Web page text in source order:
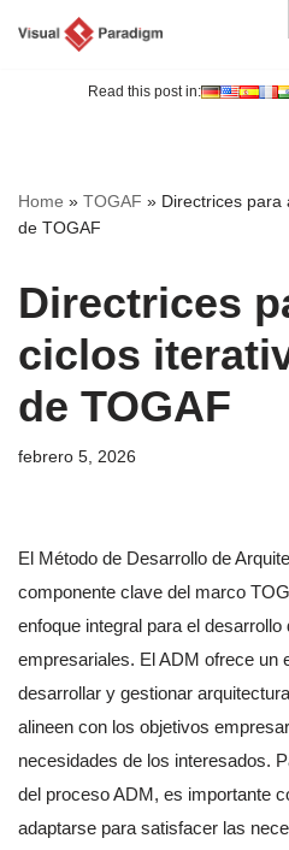
Read this post in:
Home » TOGAF » Directrices para
de TOGAF
Directrices
ciclos
de TOGAF
febrero 5, 2026
El Método de Desarrollo de
componente clave del marco
enfoque integral para el desarrollo
empresariales. El ADM ofrece un
desarrollar y gestionar
alineen con los objetivos
necesidades de los interesados.
del proceso ADM, es importante
adaptarse para satisfacer las